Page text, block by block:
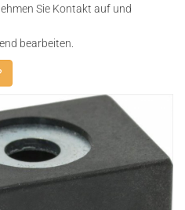
Sie Kontakt auf und
bearbeiten.